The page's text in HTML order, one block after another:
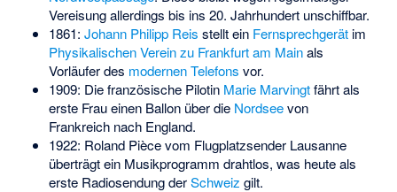
Vereisung allerdings bis ins 20. Jahrhundert unschiffbar.
1861: Johann Philipp Reis stellt ein Fernsprechgerätim
Physikalischen Verein zu Frankfurt am Mainals
Vorläufer des modernen Telefons vor.
1909: Die französische Pilotin Marie Marvingtfährt als
erste Frau einen Ballon über die Nordseevon
Frankreich nach England.
1922: Roland Piècevom Flugplatzsender Lausanne
überträgt ein Musikprogramm drahtlos, was heute als
erste Radiosendung derSchweiz gilt.